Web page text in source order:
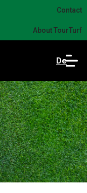
Contact
About TourTurf
De